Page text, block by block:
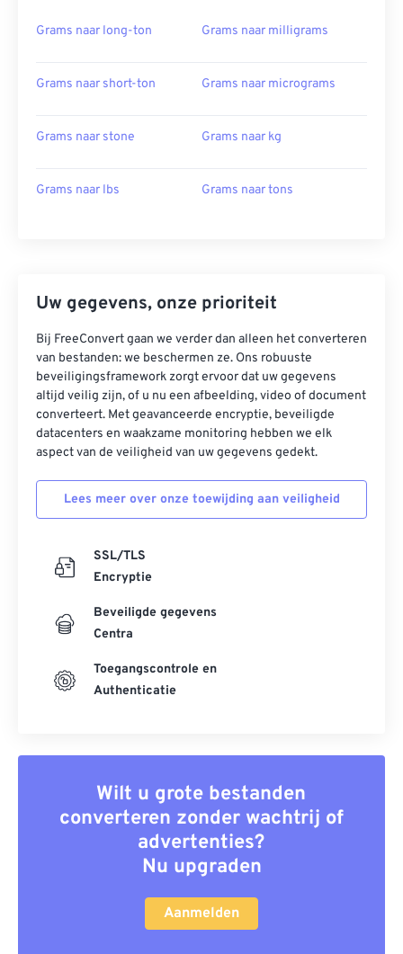
Grams naar long-ton Grams naar milligrams
Grams naar short-ton Grams naar micrograms
Grams naar stone Grams naar kg
Grams naar lbs Grams naar tons
Uw gegevens, onze prioriteit
Bij FreeConvert gaan we verder dan alleen het converteren
van bestanden: we beschermen ze. Ons robuuste
beveiligingsframework zorgt ervoor dat uw gegevens
altijd veilig zijn, of u nu een afbeelding, video of document
converteert. Met geavanceerde encryptie, beveiligde
datacenters en waakzame monitoring hebben we elk
aspect van de veiligheid van uw gegevens gedekt.
Lees meer over onze toewijding aan veiligheid
SSL/TLS
Encryptie
Beveiligde gegevens
Centra
Toegangscontrole en
Authenticatie
Wilt u grote bestanden
converteren zonder wachtrij of
advertenties?
Nu upgraden
Aanmelden